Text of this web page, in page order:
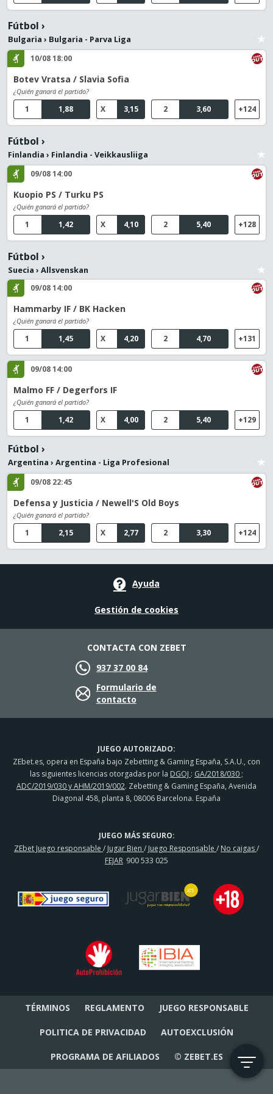
Fútbol ›
Bulgaria › Bulgaria - Parva Liga
10/08 18:00
Botev Vratsa / Slavia Sofia
¿Quién ganará el partido?
1,88
1 3,15
X 3,60
2 +124
Fútbol ›
Finlandia › Finlandia - Veikkausliiga
09/08 14:00
Kuopio PS / Turku PS
¿Quién ganará el partido?
1,42
1 4,10
X 5,40
2 +128
Fútbol ›
Suecia › Allsvenskan
09/08 14:00
Hammarby IF / BK Hacken
¿Quién ganará el partido?
1,45
1 4,20
X 4,70
2 +131
09/08 14:00
Malmo FF / Degerfors IF
¿Quién ganará el partido?
1,42
1 4,00
X 5,40
2 +129
Fútbol ›
Argentina › Argentina - Liga Profesional
09/08 22:45
Defensa y Justicia / Newell'S Old Boys
¿Quién ganará el partido?
2,15
1 2,77
X 3,30
2 +124
JUEGO AUTORIZADO:
ZEbet.es, opera en España bajo Zebetting & Gaming España, S.A.U., con
las siguientes licencias otorgadas por la DGOJ : GA/2018/030 ;
ADC/2019/030 y AHM/2019/002. Zebetting & Gaming España, Avenida
Diagonal 458, planta 8, 08006 Barcelona. España
JUEGO MÁS SEGURO:
ZEbet Juego responsable / Jugar Bien / Juego Responsable / No caigas/
FEJAR 900 533 025
Ayuda
Gestión de cookies
CONTACTA CON ZEBET
937 37 00 84
Formulario de
contacto
TÉRMINOS REGLAMENTO JUEGO RESPONSABLE
POLITICA DE PRIVACIDAD AUTOEXCLUSIÓN
PROGRAMA DE AFILIADOS © ZEBET.ES